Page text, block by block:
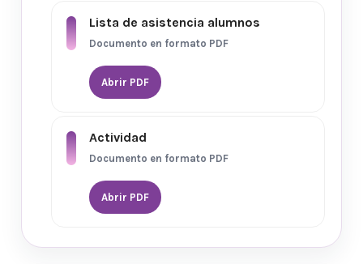
Lista de asistencia alumnos
Documento en formato PDF
Abrir PDF
Actividad
Documento en formato PDF
Abrir PDF